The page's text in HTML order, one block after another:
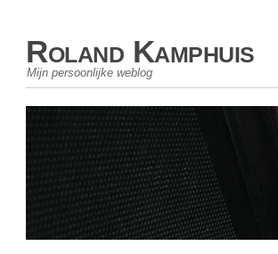
Roland Kamphuis
Mijn persoonlijke weblog